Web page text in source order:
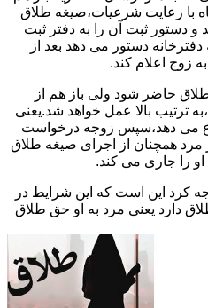
با رعایت شرعیات،صیغه طلاق
دستور ثبت آن را به دفتر ثبت
دستور می دهد بعد از
زوج اعلام کند.
حاضر شود ولی باز هم از
ترتیب بالا عمل خواهد شد.یعنی
می دهد،سپس زوجه درخواست
همچنان از اجرای صیغه طلاق
او را جاری می کند.
کرد این است که این شرایط در
دارد یعنی مرد به او حق طلاق